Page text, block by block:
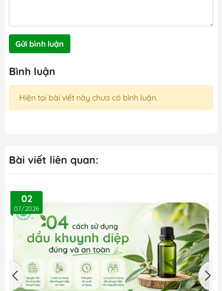
Gửi bình luận
Bình luận
Hiện tại bài viết này chưa có bình luận.
Bài viết liên quan:
02
07/2026